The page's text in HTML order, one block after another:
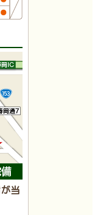
当